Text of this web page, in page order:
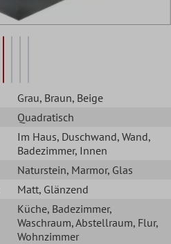
Grau, Braun, Beige
Quadratisch
Im Haus, Duschwand, Wand,
Badezimmer, Innen
Naturstein, Marmor, Glas
Matt, Glänzend
Küche, Badezimmer,
Waschraum, Abstellraum, Flur,
Wohnzimmer